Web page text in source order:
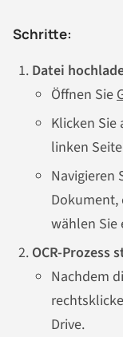
Schritte:
Datei
Öffnen Sie
Klicken Sie
linken
Navigieren
Dokument,
wählen Sie
OCR-Prozess
Nachdem
Drive.